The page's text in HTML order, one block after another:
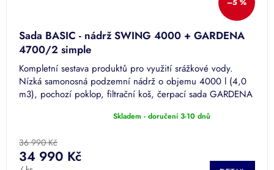
–5 %
Sada BASIC - nádrž SWING 4000 + GARDENA
4700/2 simple
Kompletní sestava produktů pro využití srážkové vody.
Nízká samonosná podzemní nádrž o objemu 4000 l (4,0
m3), pochozí poklop, filtrační koš, čerpací sada GARDENA
produktu
je
5,0
Skladem - doručení 3-10 dnů
36 990 Kč
34 990 Kč